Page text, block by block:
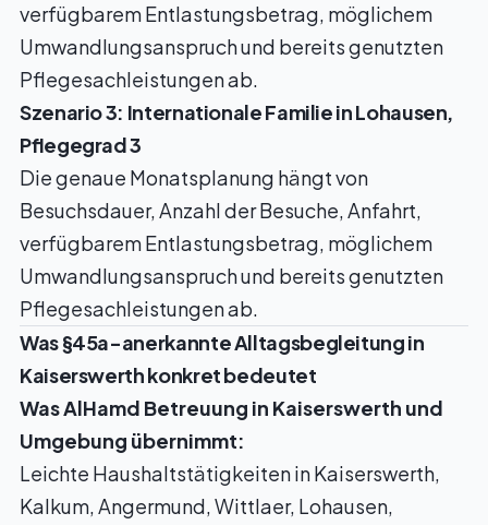
verfügbarem Entlastungsbetrag, möglichem
Umwandlungsanspruch und bereits genutzten
Pflegesachleistungen ab.
Szenario 3: Internationale Familie in Lohausen,
Pflegegrad 3
Die genaue Monatsplanung hängt von
Besuchsdauer, Anzahl der Besuche, Anfahrt,
verfügbarem Entlastungsbetrag, möglichem
Umwandlungsanspruch und bereits genutzten
Pflegesachleistungen ab.
Was §45a-anerkannte Alltagsbegleitung in
Kaiserswerth konkret bedeutet
Was AlHamd Betreuung in Kaiserswerth und
Umgebung übernimmt:
Leichte Haushaltstätigkeiten in Kaiserswerth,
Kalkum, Angermund, Wittlaer, Lohausen,